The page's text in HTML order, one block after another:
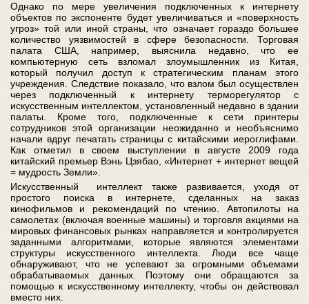
Однако по мере увеличения подключенных к интернету
объектов по экспоненте будет увеличиваться и «поверхность
угроз» той или иной страны, что означает гораздо большее
количество уязвимостей в сфере безопасности. Торговая
палата США, например, выяснила недавно, что ее
компьютерную сеть взломал злоумышленник из Китая,
который получил доступ к стратегическим планам этого
учреждения. Следствие показало, что взлом был осуществлен
через подключенный к интернету терморегулятор с
искусственным интеллектом, установленный недавно в здании
палаты. Кроме того, подключенные к сети принтеры
сотрудников этой организации неожиданно и необъяснимо
начали вдруг печатать страницы с китайскими иероглифами.
Как отметил в своем выступлении в августе 2009 года
китайский премьер Вэнь Цзябао, «Интернет + интернет вещей
= мудрость Земли».
Искусственный интеллект также развивается, уходя от
простого поиска в интернете, сделанных на заказ
кинофильмов и рекомендаций по чтению. Автопилоты на
самолетах (включая военные машины) и торговля акциями на
мировых финансовых рынках направляется и контролируется
заданными алгоритмами, которые являются элементами
структуры искусственного интеллекта. Люди все чаще
обнаруживают, что не успевают за огромными объемами
обрабатываемых данных. Поэтому они обращаются за
помощью к искусственному интеллекту, чтобы он действовал
вместо них.